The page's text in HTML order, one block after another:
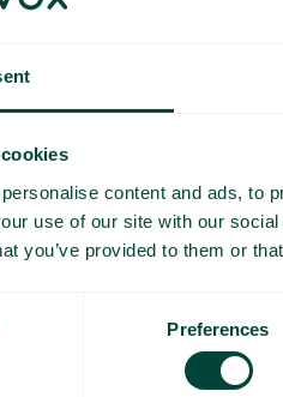
content and ads, to
use of our site with our
you’ve provided to them or
Preferences